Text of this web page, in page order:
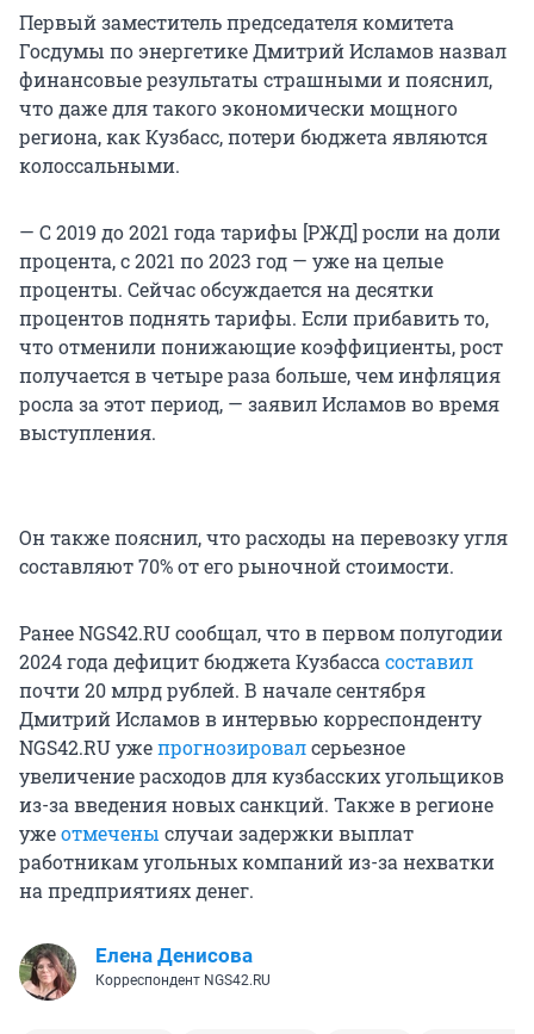
Первый заместитель председателя комитета
Госдумы по энергетике Дмитрий Исламов назвал
финансовые результаты страшными и пояснил,
что даже для такого экономически мощного
региона, как Кузбасс, потери бюджета являются
колоссальными.
— С 2019 до 2021 года тарифы [РЖД] росли на доли
процента, с 2021 по 2023 год — уже на целые
проценты. Сейчас обсуждается на десятки
процентов поднять тарифы. Если прибавить то,
что отменили понижающие коэффициенты, рост
получается в четыре раза больше, чем инфляция
росла за этот период, — заявил Исламов во время
выступления.
Он также пояснил, что расходы на перевозку угля
составляют 70% от его рыночной стоимости.
Ранее NGS42.RU сообщал, что в первом полугодии
2024 года дефицит бюджета Кузбассасоставил
почти 20 млрд рублей. В начале сентября
Дмитрий Исламов в интервью корреспонденту
NGS42.RU ужепрогнозировалсерьезное
увеличение расходов для кузбасских угольщиков
из-за введения новых санкций. Также в регионе
ужеотмечены случаи задержки выплат
работникам угольных компаний из-за нехватки
на предприятиях денег.
Елена Денисова
Корреспондент NGS42.RU